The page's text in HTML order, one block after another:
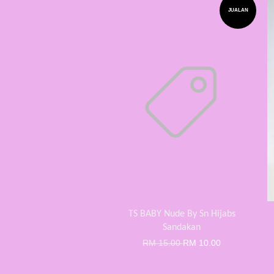
JUALAN
TS BABY Nude By Sn Hijabs
Sandakan
RM 15.00RM 10.00